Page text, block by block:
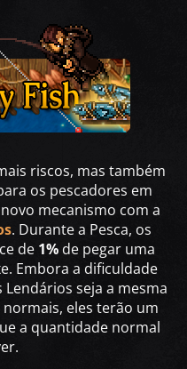
riscos, mas também
os pescadores em
mecanismo com a
. Durante a Pesca, os
de 1%de pegar uma
Embora a dificuldade
seja a mesma
eles terão um
a quantidade normal